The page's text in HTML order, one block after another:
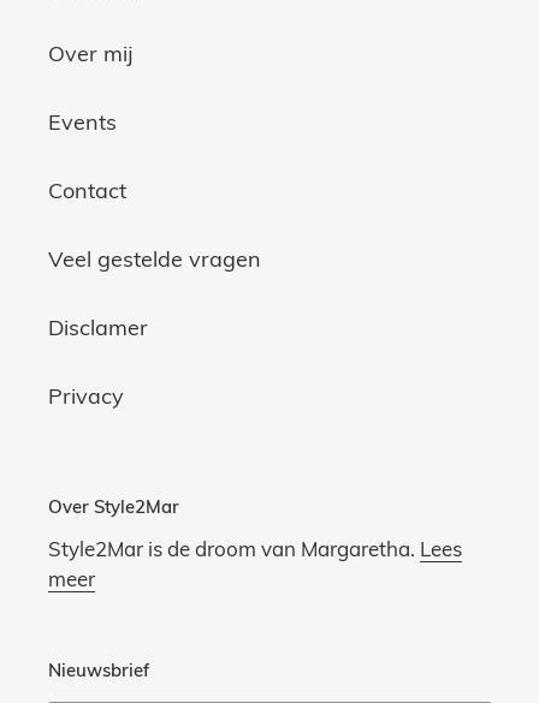
Over mij
Events
Contact
Veel gestelde vragen
Disclamer
Privacy
Over Style2Mar
Style2Mar is de droom van Margaretha. Lees
meer
Nieuwsbrief